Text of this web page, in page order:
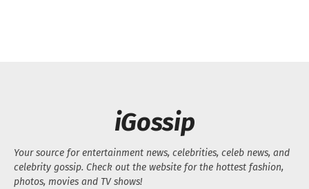
iGossip
Your source for entertainment news, celebrities, celeb news, and
celebrity gossip. Check out the website for the hottest fashion,
photos, movies and TV shows!